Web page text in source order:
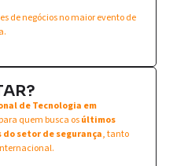
de negócios no maior evento de
de Tecnologia em
quem busca osúltimos
setor de segurança, tanto